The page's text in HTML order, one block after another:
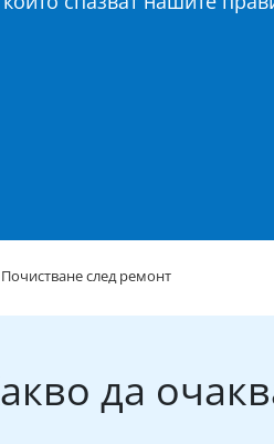
Почистване след ремонт
да